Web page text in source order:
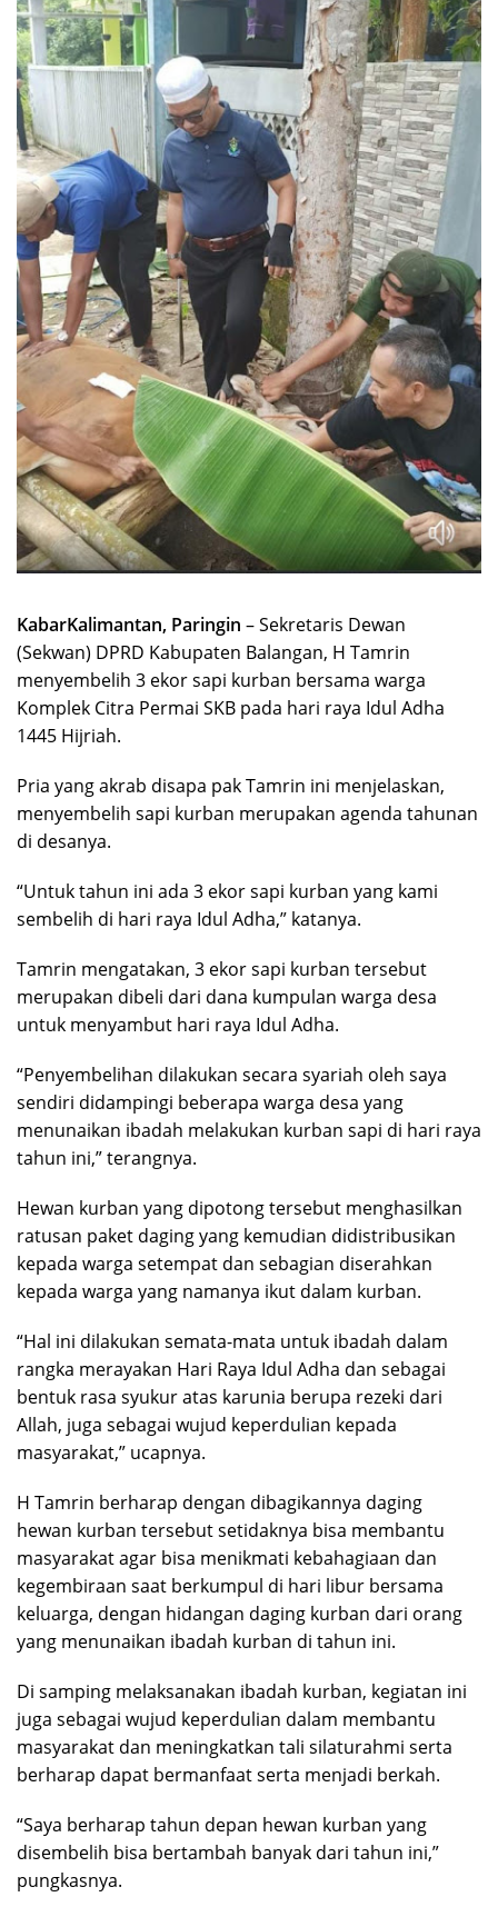
KabarKalimantan, Paringin – Sekretaris Dewan
(Sekwan) DPRD Kabupaten Balangan, H Tamrin
menyembelih 3 ekor sapi kurban bersama warga
Komplek Citra Permai SKB pada hari raya Idul Adha
1445 Hijriah.
Pria yang akrab disapa pak Tamrin ini menjelaskan,
menyembelih sapi kurban merupakan agenda tahunan
di desanya.
“Untuk tahun ini ada 3 ekor sapi kurban yang kami
sembelih di hari raya Idul Adha,” katanya.
Tamrin mengatakan, 3 ekor sapi kurban tersebut
merupakan dibeli dari dana kumpulan warga desa
untuk menyambut hari raya Idul Adha.
“Penyembelihan dilakukan secara syariah oleh saya
sendiri didampingi beberapa warga desa yang
menunaikan ibadah melakukan kurban sapi di hari raya
tahun ini,” terangnya.
Hewan kurban yang dipotong tersebut menghasilkan
ratusan paket daging yang kemudian didistribusikan
kepada warga setempat dan sebagian diserahkan
kepada warga yang namanya ikut dalam kurban.
“Hal ini dilakukan semata-mata untuk ibadah dalam
rangka merayakan Hari Raya Idul Adha dan sebagai
bentuk rasa syukur atas karunia berupa rezeki dari
Allah, juga sebagai wujud keperdulian kepada
masyarakat,” ucapnya.
H Tamrin berharap dengan dibagikannya daging
hewan kurban tersebut setidaknya bisa membantu
masyarakat agar bisa menikmati kebahagiaan dan
kegembiraan saat berkumpul di hari libur bersama
keluarga, dengan hidangan daging kurban dari orang
yang menunaikan ibadah kurban di tahun ini.
Di samping melaksanakan ibadah kurban, kegiatan ini
juga sebagai wujud keperdulian dalam membantu
masyarakat dan meningkatkan tali silaturahmi serta
berharap dapat bermanfaat serta menjadi berkah.
“Saya berharap tahun depan hewan kurban yang
disembelih bisa bertambah banyak dari tahun ini,”
pungkasnya.